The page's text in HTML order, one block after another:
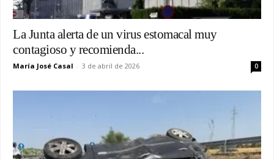
La Junta alerta de un virus estomacal muy
contagioso y recomienda...
María José Casal - 3 de abril de 2026 0